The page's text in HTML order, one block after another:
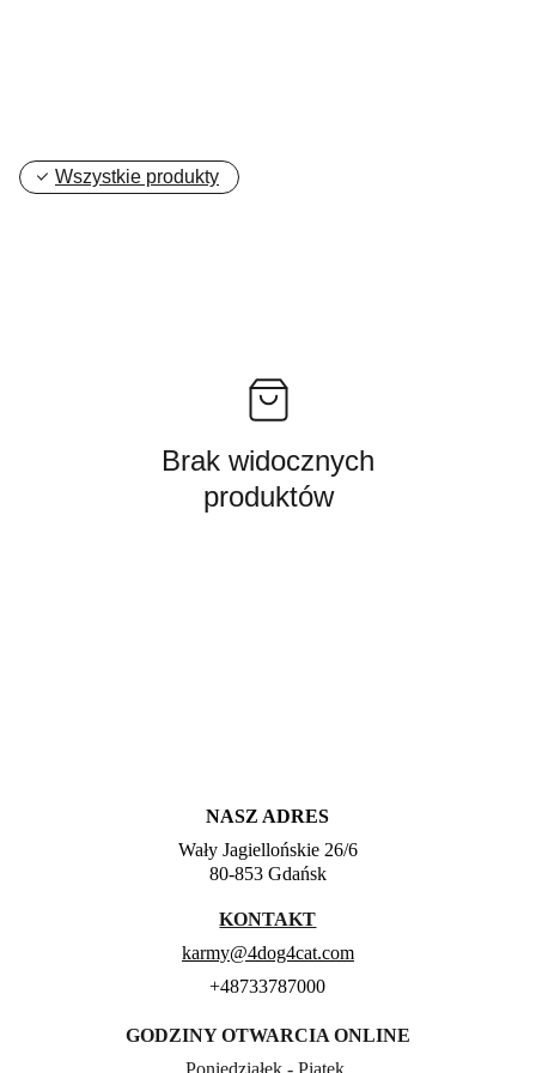
Wszystkie produkty
Brak widocznych
produktów
NASZ ADRES
Wały Jagiellońskie 26/6
80-853 Gdańsk
KONTAKT
karmy@4dog4cat.com
+48733787000
GODZINY OTWARCIA ONLINE
Poniedziałek - Piątek